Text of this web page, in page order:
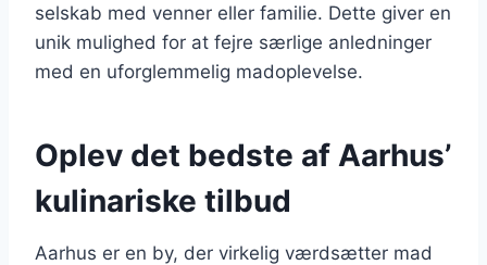
selskab med venner eller familie. Dette giver en
unik mulighed for at fejre særlige anledninger
med en uforglemmelig madoplevelse.
Oplev det bedste af Aarhus’
kulinariske tilbud
Aarhus er en by, der virkelig værdsætter mad